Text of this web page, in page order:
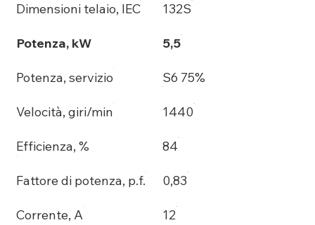
Dimensioni telaio, IEC 132S
Potenza, kW 5,5
Potenza, servizio S6 75%
Velocità, giri/min 1440
Efficienza, % 84
Fattore di potenza, p.f. 0,83
Corrente, A 12